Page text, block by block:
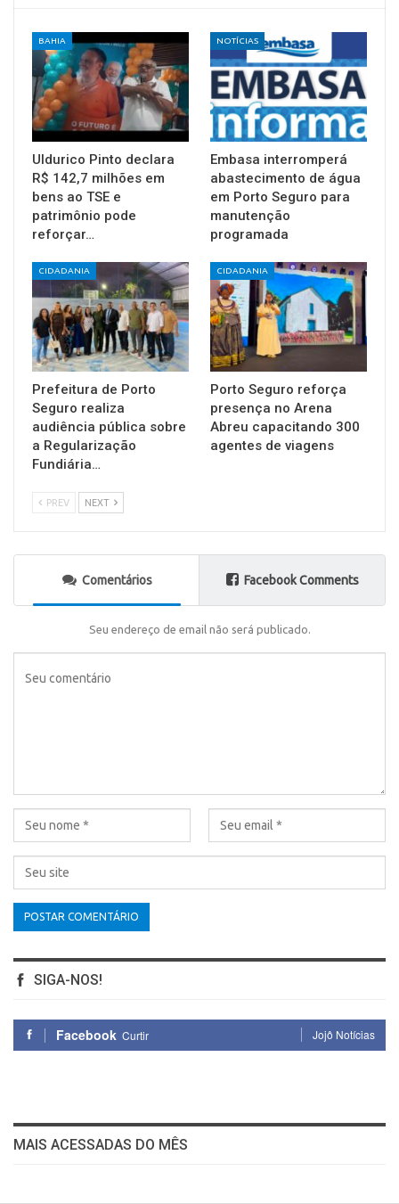
BAHIA
Uldurico Pinto declara
R$ 142,7 milhões em
bens ao TSE e
patrimônio pode
reforçar…
NOTÍCIAS
Embasa interromperá
abastecimento de água
em Porto Seguro para
manutenção
programada
CIDADANIA
Prefeitura de Porto
Seguro realiza
audiência pública sobre
a Regularização
Fundiária…
CIDADANIA
Porto Seguro reforça
presença no Arena
Abreu capacitando 300
agentes de viagens
PREV NEXT
Comentários Facebook Comments
Seu endereço de email não será publicado.
SIGA-NOS!
Facebook Curtir Jojô Notícias
MAIS ACESSADAS DO MÊS